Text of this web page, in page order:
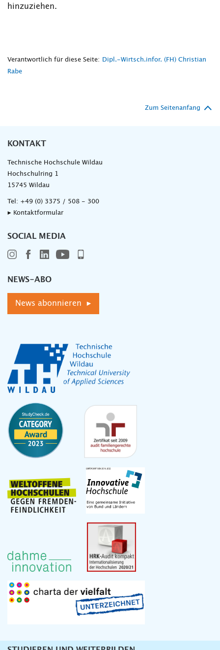
hinzuziehen.
Verantwortlich für diese Seite:
Dipl.-Wirtsch.infor. (FH) Christian
Rabe
Zum Seitenanfang
KONTAKT
Technische Hochschule Wildau
Hochschulring 1
15745 Wildau
Tel: +49 (0) 3375 / 508 - 300
▸ Kontaktformular
SOCIAL MEDIA
NEWS-ABO
News abonnieren ▸